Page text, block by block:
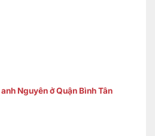
Nguyên ở Quận Bình Tân